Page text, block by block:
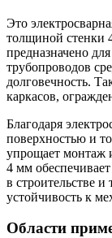
Это
толщиной стенки
предназначено
трубопроводов
долговечность.
каркасов,
Благодаря
поверхностью и
упрощает монтаж
4 мм
в строительстве
устойчивость к
Области